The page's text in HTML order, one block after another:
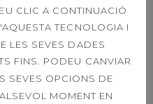
DE
CLIC A CONTINUACIÓ
TECNOLOGIA I
LES SEVES DADES
FINS. PODEU CANVIAR
SEVES OPCIONS DE
MOMENT EN